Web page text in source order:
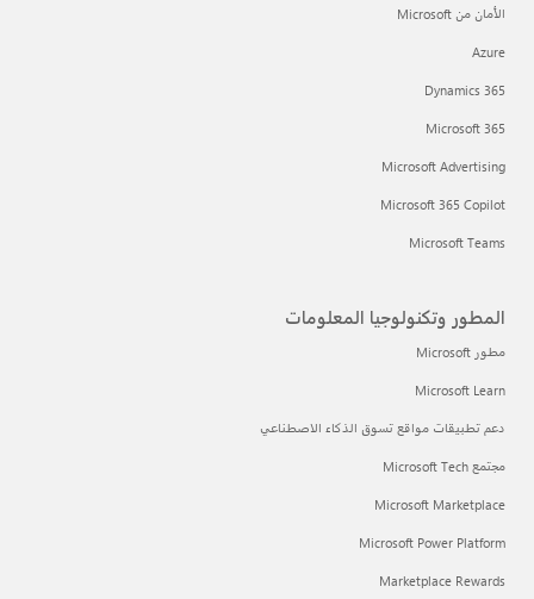
الأمان من Microsoft
Azure
Dynamics 365
Microsoft 365
Microsoft Advertising
Microsoft 365 Copilot
Microsoft Teams
المطور وتكنولوجيا المعلومات
مطور Microsoft
Microsoft Learn
دعم تطبيقات مواقع تسوق الذكاء الاصطناعي
مجتمع Microsoft Tech
Microsoft Marketplace
Microsoft Power Platform
Marketplace Rewards